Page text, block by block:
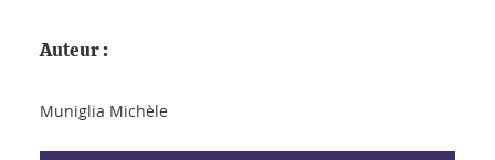
Auteur :
Muniglia Michèle